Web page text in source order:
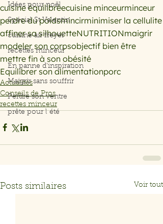
Idées pour noël
Spécial St Valentin
cuisine air freyer
recettes minceur
En panne d'inspiration
Maigrir sans souffrir
Perdre son ventre
prête pour l été
cuisine équilibréecuisine minceurminceur
perdre du poidsmincirminimiser la cellulite
affiner sa silhouetteNUTRITIONmaigrir
modeler son corpsobjectif bien être
mettre fin à son obésité
Equilibrer son alimentationporc
Actualités
Conseils de Pros
recettes minceur
Posts similaires Voir tout